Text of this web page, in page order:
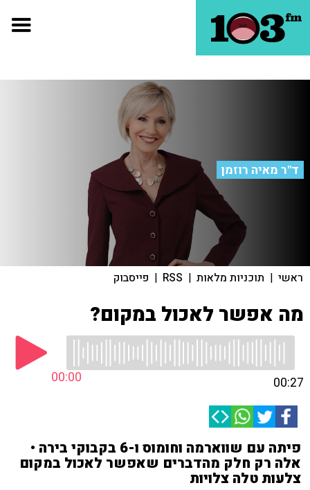
ד"ר מאיה רוזמן
ראשי | תוכניות מלאות |
RSS
| פייסבוק
מה אפשר לאכול במקום?
00:00 00:27
פיתה עם שווארמה וחומוס ו-6 בקבוקי בירה •
אלה רק חלק מהדברים שאפשר לאכול במקום
צלעות טלה צלויות